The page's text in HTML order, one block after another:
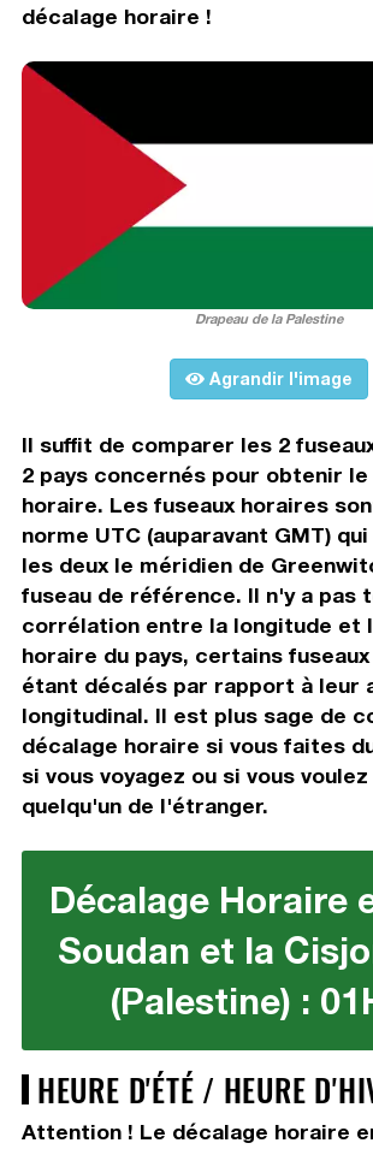
décalage horaire !
Drapeau de la Palestine
Agrandir l'image
Il suffit de comparer les 2
2 pays concernés pour obtenir le
horaire. Les fuseaux horaires
norme UTC (auparavant GMT)
les deux le méridien de
fuseau de référence. Il n'y a pas
corrélation entre la longitude et
horaire du pays, certains
étant décalés par rapport à leur
longitudinal. Il est plus sage de
décalage horaire si vous faites
si vous voyagez ou si vous
quelqu'un de l'étranger.
Décalage Horaire
Soudan et la
(Palestine) :
HEURE D'ÉTÉ / HEURE
Attention ! Le décalage horaire